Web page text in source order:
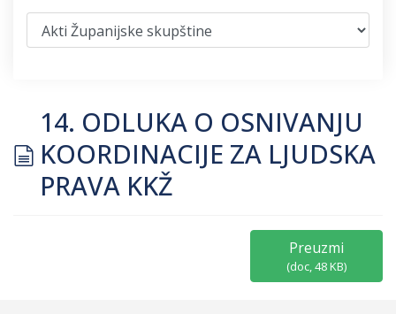
document
14. ODLUKA O OSNIVANJU
KOORDINACIJE ZA LJUDSKA
PRAVA KKŽ
Preuzmi
(doc,48 KB)